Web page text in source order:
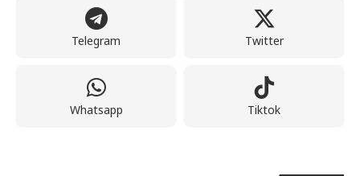
Twitter
Telegram
Tiktok
Whatsapp